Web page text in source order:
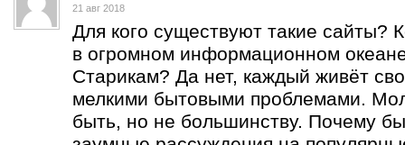
21 авг 2018
Для кого существуют такие сайты?
в огромном информационном
Старикам? Да нет, каждый живёт
мелкими бытовыми проблемами.
быть, но не большинству. Почему